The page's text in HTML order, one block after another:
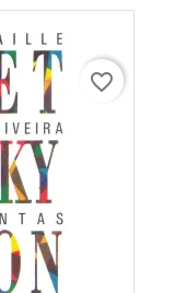
favorite_border